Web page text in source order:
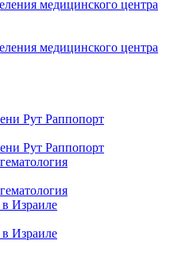
медицинского центра
медицинского центра
Рут Раппопорт
Рут Раппопорт
в Израиле
в Израиле